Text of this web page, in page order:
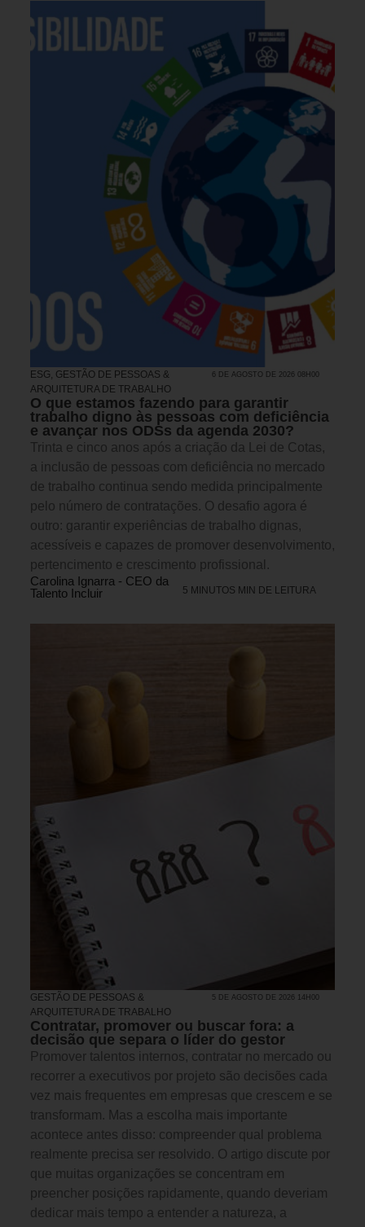
ESG, GESTÃO DE PESSOAS &
ARQUITETURA DE TRABALHO
6 DE AGOSTO DE 2026 08H00
O que estamos fazendo para garantir
trabalho digno às pessoas com deficiência
e avançar nos ODSs da agenda 2030?
Trinta e cinco anos após a criação da Lei de Cotas,
a inclusão de pessoas com deficiência no mercado
de trabalho continua sendo medida principalmente
pelo número de contratações. O desafio agora é
outro: garantir experiências de trabalho dignas,
acessíveis e capazes de promover desenvolvimento,
pertencimento e crescimento profissional.
Carolina Ignarra - CEO da
Talento Incluir
5 MINUTOS MIN DE LEITURA
GESTÃO DE PESSOAS &
ARQUITETURA DE TRABALHO
5 DE AGOSTO DE 2026 14H00
Contratar, promover ou buscar fora: a
decisão que separa o líder do gestor
Promover talentos internos, contratar no mercado ou
recorrer a executivos por projeto são decisões cada
vez mais frequentes em empresas que crescem e se
transformam. Mas a escolha mais importante
acontece antes disso: compreender qual problema
realmente precisa ser resolvido. O artigo discute por
que muitas organizações se concentram em
preencher posições rapidamente, quando deveriam
dedicar mais tempo a entender a natureza, a